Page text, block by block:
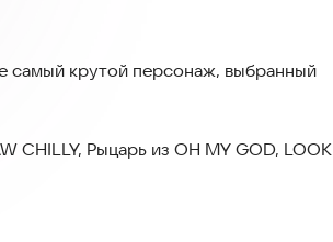
самый крутой персонаж, выбранный
Рыцарь из OH MY GOD, LOOK
и пытаются соображать быстрее